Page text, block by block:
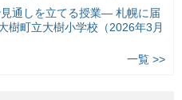
通しを立てる授業— 札幌に届
樹町立大樹小学校（2026年3月
一覧 >>